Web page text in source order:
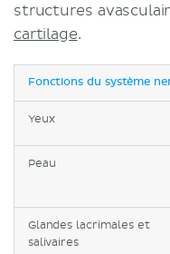
structures
cartilage.
Fonctions du système
Yeux
Peau
Glandes lacrimales et
salivaires